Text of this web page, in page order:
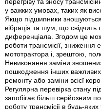
перегріву та зносу
у важких умовах, таких як
Якщо підшипники
вібрація та шум, що
диференціала. Згодом це
роботи трансмісії, зниження
мототрактора і, зрештою,
Невиконання заміни
пошкодження інших
ремонту або заміни всієї
Регулярна перевірка стану
запобігає більш серйозним
роботу трансмісії в будь-